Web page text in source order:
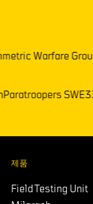
Warfare
Paratroopers SWE
제품
Field Testing Unit